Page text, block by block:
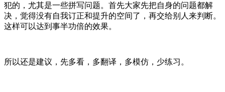
犯的，尤其是一些拼写问题。首先大家先把自身的问题都解
决，觉得没有自我订正和提升的空间了，再交给别人来判断。
这样可以达到事半功倍的效果。
所以还是建议，先多看，多翻译，多模仿，少练习。